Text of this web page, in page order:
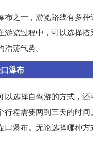
布之一，游览路线有多
游览过程中，可以选择
荡气势。
瀑布
以选择自驾游的方式，
行程需要两到三天的时
口瀑布。无论选择哪种